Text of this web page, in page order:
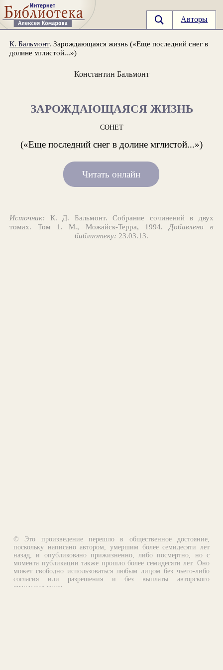
Авторы
К. Бальмонт. Зарождающаяся жизнь («Еще последний снег в
долине мглистой...»)
Константин Бальмонт
ЗАРОЖДАЮЩАЯСЯ ЖИЗНЬ
СОНЕТ
(«Еще последний снег в долине мглистой...»)
Читать онлайн
Источник: К. Д. Бальмонт. Собрание сочинений в двух
томах. Том 1. М., Можайск-Терра, 1994. Добавлено в
библиотеку: 23.03.13.
© Это произведение перешло в общественное достояние,
поскольку написано автором, умершим более семидесяти лет
назад, и опубликовано прижизненно, либо посмертно, но с
момента публикации также прошло более семидесяти лет. Оно
может свободно использоваться любым лицом без чьего-либо
согласия или разрешения и без выплаты авторского
вознаграждения.